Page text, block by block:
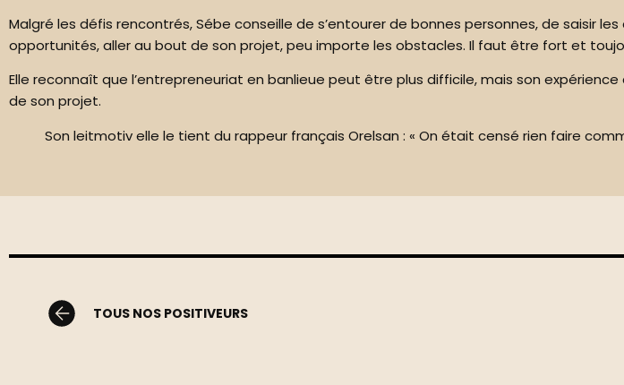
Malgré les défis rencontrés, Sébe conseille de s’entourer de bonnes personnes, de saisir
opportunités, aller au bout de son projet, peu importe les obstacles. Il faut être fort et
Elle reconnaît que l’entrepreneuriat en banlieue peut être plus difficile, mais son
de son projet.
Son leitmotiv elle le tient du rappeur français Orelsan : « On était censé rien faire
TOUS NOS POSITIVEURS